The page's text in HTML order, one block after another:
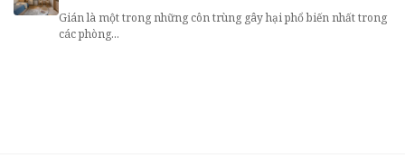
Gián là một trong những côn trùng gây hại phổ biến nhất trong
các phòng...